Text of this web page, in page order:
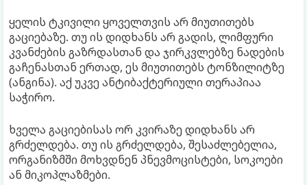
ყელის ტკივილი ყოველთვის არ მიუთითებს
გაციებაზე. თუ ის დიდხანს არ გადის, ლიმფური
კვანძების გაზრდასთან და ჯირკვლებზე ნადების
გაჩენასთან ერთად, ეს მიუთითებს ტონზილიტზე
(ანგინა). აქ უკვე ანტიბაქტერიული თერაპიაა
საჭირო.
ხველა გაციებისას ორ კვირაზე დიდხანს არ
გრძელდება. თუ ის გრძელდება, შესაძლებელია,
ორგანიზმში მოხვდნენ პნევმოცისტები, სოკოები
ან მიკოპლაზმები.